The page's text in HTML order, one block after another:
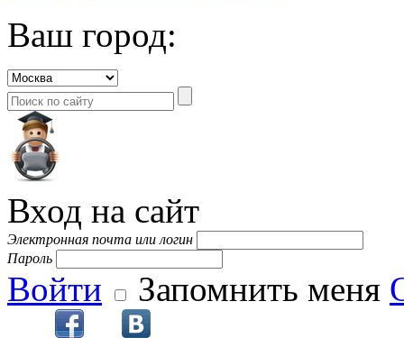
Ваш город:
Вход на сайт
Электронная почта или логин
Пароль
Войти Запомнить меня